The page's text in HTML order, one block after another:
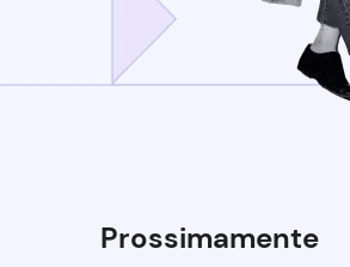
Prossimamente